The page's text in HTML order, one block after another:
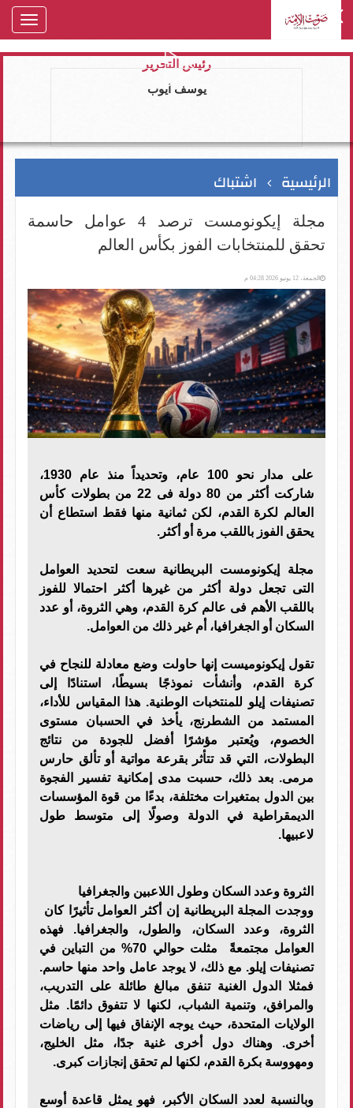
رئيس التحرير
يوسف ايوب
الرئيسية اشتباك
مجلة إيكونومست ترصد 4 عوامل حاسمة
تحقق للمنتخابات الفوز بكأس العالم
الجمعة، 12 يونيو 2026 04:28 م
على مدار نحو 100 عام، وتحديداً منذ عام 1930،
شاركت أكثر من 80 دولة فى 22 من بطولات كأس
العالم لكرة القدم، لكن ثمانية منها فقط استطاع أن
يحقق الفوز باللقب مرة أو أكثر.
مجلة إيكونومست البريطانية سعت لتحديد العوامل
التى تجعل دولة أكثر من غيرها أكثر احتمالا للفوز
باللقب الأهم فى عالم كرة القدم، وهي الثروة، أو عدد
السكان أو الجغرافيا، أم غير ذلك من العوامل.
تقول إيكونوميست إنها حاولت وضع معادلة للنجاح في
كرة القدم، وأنشأت نموذجًا بسيطًا، استنادًا إلى
تصنيفات إيلو للمنتخبات الوطنية. هذا المقياس للأداء،
المستمد من الشطرنج، يأخذ في الحسبان مستوى
الخصوم، ويُعتبر مؤشرًا أفضل للجودة من نتائج
البطولات، التي قد تتأثر بقرعة مواتية أو تألق حارس
مرمى. بعد ذلك، حسبت مدى إمكانية تفسير الفجوة
بين الدول بمتغيرات مختلفة، بدءًا من قوة المؤسسات
الديمقراطية في الدولة وصولًا إلى متوسط طول
لاعبيها.
الثروة وعدد السكان وطول اللاعبين والجغرافيا
ووجدت المجلة البريطانية إن أكثر العوامل تأثيرًا كان
الثروة، وعدد السكان، والطول، والجغرافيا. فهذه
العوامل مجتمعةً مثلت حوالي 70% من التباين في
تصنيفات إيلو. مع ذلك، لا يوجد عامل واحد منها حاسم.
فمثلا الدول الغنية تنفق مبالغ طائلة على التدريب،
والمرافق، وتنمية الشباب، لكنها لا تتفوق دائمًا. مثل
الولايات المتحدة، حيث يوجه الإنفاق فيها إلى رياضات
أخرى. وهناك دول أخرى غنية جدًا، مثل الخليج،
ومهووسة بكرة القدم، لكنها لم تحقق إنجازات كبرى.
وبالنسبة لعدد السكان الأكبر، فهو يمثل قاعدة أوسع